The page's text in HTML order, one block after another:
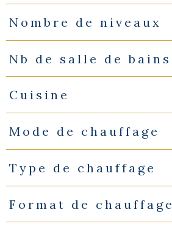
Nombre de niveaux
Nb de salle de bains
Cuisine
Mode de chauffage
Type de chauffage
Format de chauffage